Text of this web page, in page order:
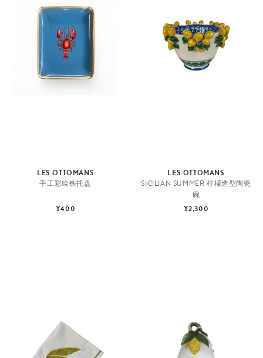
LES OTTOMANS
手工彩绘铁托盘
¥400
LES OTTOMANS
SICILIAN SUMMER 柠檬造型陶瓷
碗
¥2,300